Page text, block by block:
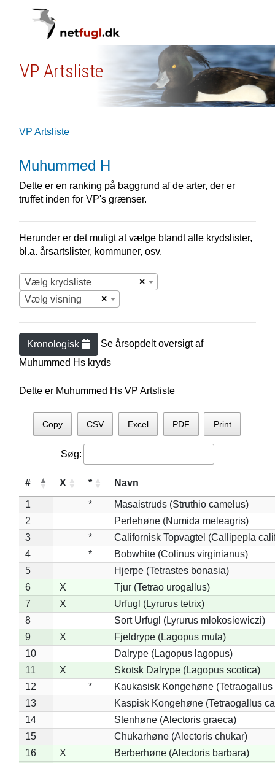
VP Artsliste
VP Artsliste
Muhummed H
Dette er en ranking på baggrund af de arter, der er
truffet inden for VP's grænser.
Herunder er det muligt at vælge blandt alle krydslister,
bl.a. årsartslister, kommuner, osv.
×
Vælg krydsliste
×
Vælg visning
Kronologisk
Se årsopdelt oversigt af
Muhummed Hs kryds
Dette er Muhummed Hs VP Artsliste
Copy CSV Excel PDF Print
Søg:
# X * Navn
1 *
Masaistruds (Struthio camelus)
2
Perlehøne (Numida meleagris)
3
*
Californisk Topvagtel (Callipepla
4
*
Bobwhite (Colinus virginianus)
5
Hjerpe (Tetrastes bonasia)
6
X
Tjur (Tetrao urogallus)
7
X
Urfugl (Lyrurus tetrix)
8
Sort Urfugl (Lyrurus mlokosiewiczi)
9
X
Fjeldrype (Lagopus muta)
10
Dalrype (Lagopus lagopus)
11
X
Skotsk Dalrype (Lagopus scotica)
12
*
Kaukasisk Kongehøne
13
Kaspisk Kongehøne (Tetraogallus
14
Stenhøne (Alectoris graeca)
15
Chukarhøne (Alectoris chukar)
16
X
Berberhøne (Alectoris barbara)